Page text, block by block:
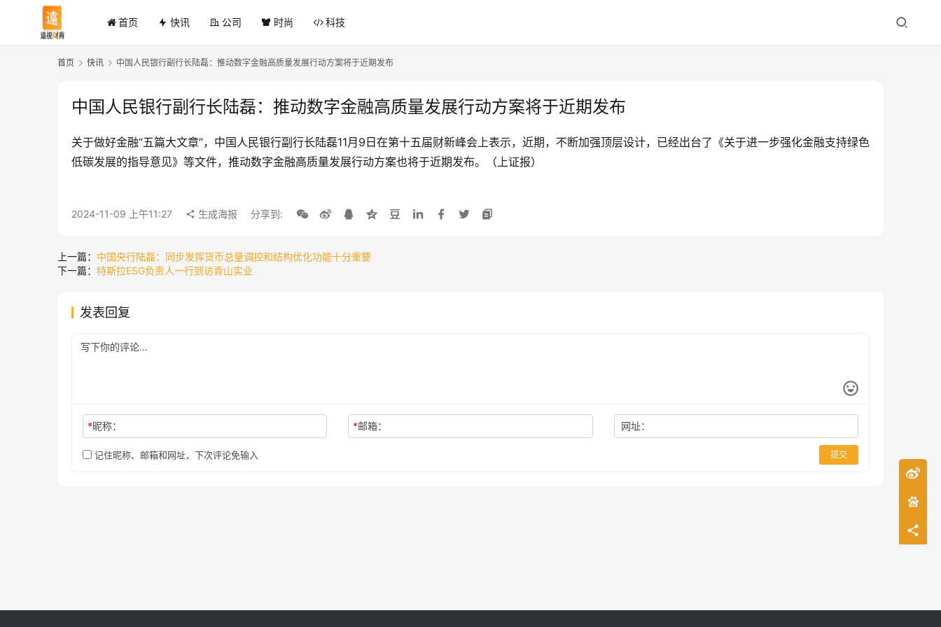
首页 快讯 公司 时尚 科技
首页 快讯 中国人民银行副行长陆磊：推动数字金融高质量发展行动方案将于近期发布
中国人民银行副行长陆磊：推动数字金融高质量发展行动方案将于近期发布
关于做好金融“五篇大文章”，中国人民银行副行长陆磊11月9日在第十五届财新峰会上表示，近期，不断加强顶层设计，已经出台了《关于进一步强化金融支持绿色
低碳发展的指导意见》等文件，推动数字金融高质量发展行动方案也将于近期发布。（上证报）
2024-11-09 上午11:27 生成海报 分享到:
上一篇： 中国央行陆磊：同步发挥货币总量调控和结构优化功能十分重要
下一篇： 特斯拉ESG负责人一行到访青山实业
发表回复
*昵称： *邮箱： 网址：
记住昵称、邮箱和网址，下次评论免输入 提交